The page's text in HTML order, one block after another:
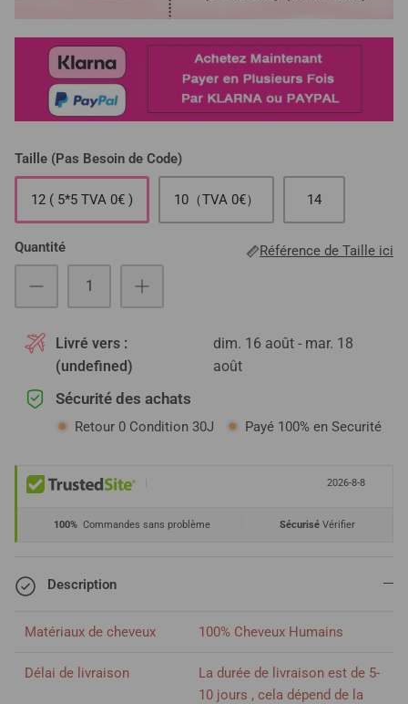
Taille (Pas Besoin de Code)
12 ( 5*5 TVA 0€ ) 10（TVA 0€） 14
Quantité Référence de Taille ici
Livré vers :
(undefined)
dim. 16 août - mar. 18
août
Sécurité des achats
Retour 0 Condition 30J Payé 100% en Securité
2026-8-8
100% Commandes sans problème SécuriséVérifier
Description
Matériaux de cheveux 100% Cheveux Humains
Délai de livraison
La durée de livraison est de 5-
10 jours , cela dépend de la